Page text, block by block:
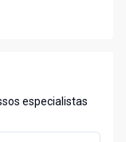
especialistas